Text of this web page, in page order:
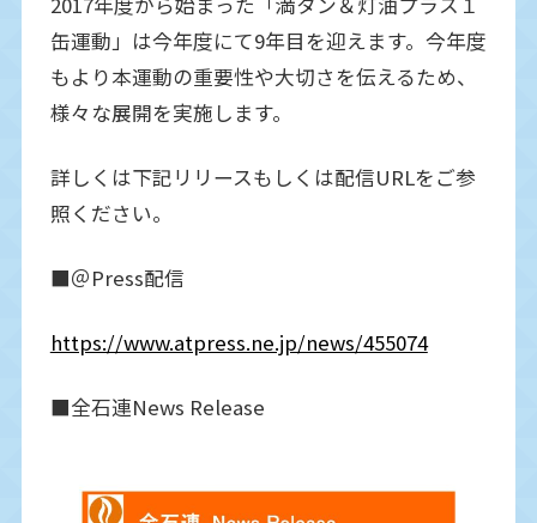
災害対策ハンドブック
自治体のみなさまへ
缶運動」は今年度にて9年目を迎えます。今年度
もより本運動の重要性や大切さを伝えるため、
様々な展開を実施します。
詳しくは下記リリースもしくは配信URLをご参
照ください。
■＠Press配信
https://www.atpress.ne.jp/news/455074
■全石連News Release